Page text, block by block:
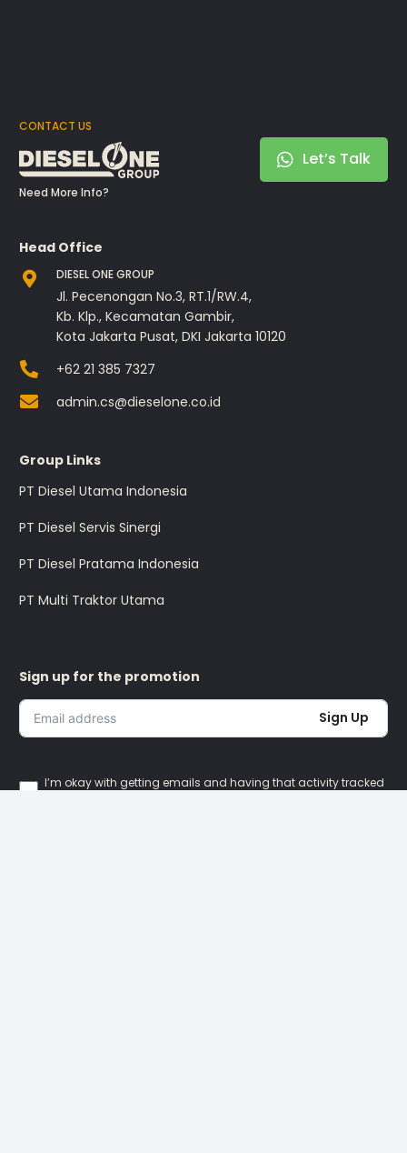
CONTACT US
Need More Info?
Let’s Talk
Head Office
DIESEL ONE GROUP
Jl. Pecenongan No.3, RT.1/RW.4,
Kb. Klp., Kecamatan Gambir,
Kota Jakarta Pusat, DKI Jakarta 10120
+62 21 385 7327
admin.cs@dieselone.co.id
Group Links
PT Diesel Utama Indonesia
PT Diesel Servis Sinergi
PT Diesel Pratama Indonesia
PT Multi Traktor Utama
Sign up for the promotion
Sign Up
I’m okay with getting emails and having that activity tracked